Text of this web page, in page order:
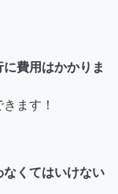
費用はかかりま
ます！
くてはいけない